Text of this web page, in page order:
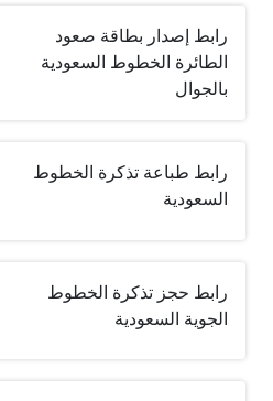
رابط إصدار بطاقة صعود
الطائرة الخطوط السعودية
بالجوال
رابط طباعة تذكرة الخطوط
السعودية
رابط حجز تذكرة الخطوط
الجوية السعودية